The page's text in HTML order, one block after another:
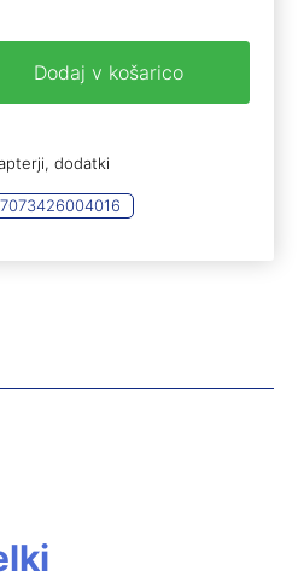
Dodaj v košarico
dodatki
7073426004016